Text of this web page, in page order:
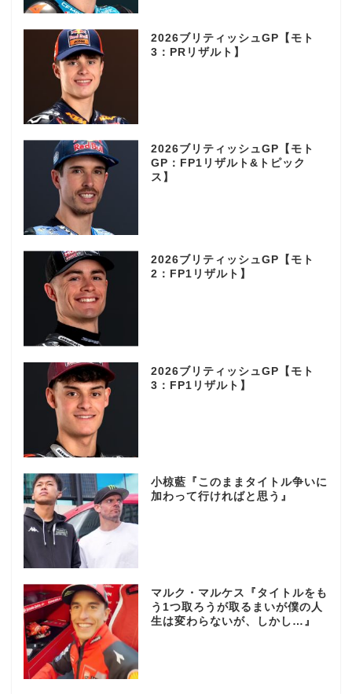
2026ブリティッシュGP【モト
3：PRリザルト】
2026ブリティッシュGP【モト
GP：FP1リザルト&トピック
ス】
2026ブリティッシュGP【モト
2：FP1リザルト】
2026ブリティッシュGP【モト
3：FP1リザルト】
小椋藍『このままタイトル争いに
加わって行ければと思う』
マルク・マルケス『タイトルをも
う1つ取ろうが取るまいが僕の人
生は変わらないが、しかし…』